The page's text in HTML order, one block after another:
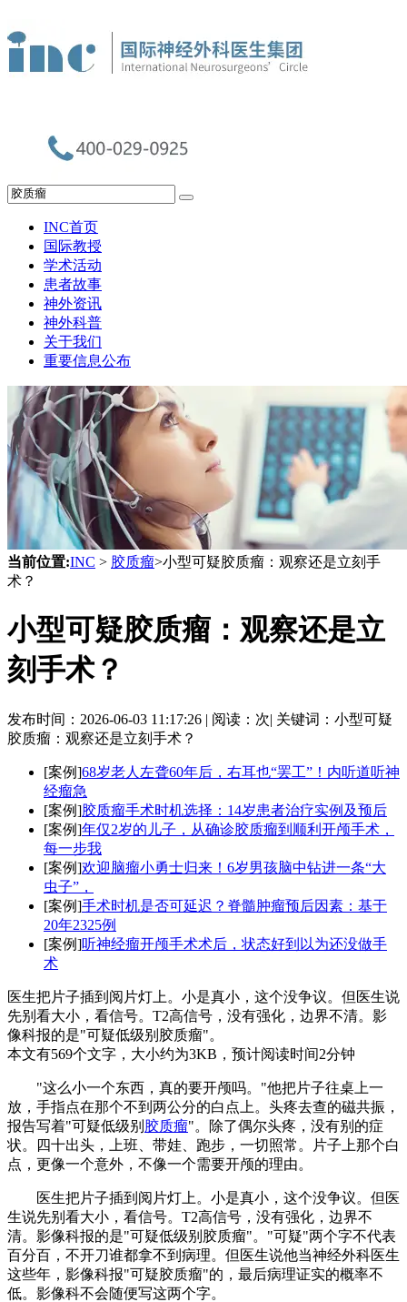
INC首页
国际教授
学术活动
患者故事
神外资讯
神外科普
关于我们
重要信息公布
当前位置:INC > 胶质瘤>小型可疑胶质瘤：观察还是立刻手
术？
小型可疑胶质瘤：观察还是立
刻手术？
发布时间： 2026-06-03 11:17:26 | 阅读： 次| 关键词：小型可疑
胶质瘤：观察还是立刻手术？
[案例]68岁老人左聋60年后，右耳也“罢工”！内听道听神
经瘤急
[案例]胶质瘤手术时机选择：14岁患者治疗实例及预后
[案例]年仅2岁的儿子，从确诊胶质瘤到顺利开颅手术，
每一步我
[案例]欢迎脑瘤小勇士归来！6岁男孩脑中钻进一条“大
虫子”，
[案例]手术时机是否可延迟？脊髓肿瘤预后因素：基于
20年2325例
[案例]听神经瘤开颅手术术后，状态好到以为还没做手
术
医生把片子插到阅片灯上。小是真小，这个没争议。但医生说
先别看大小，看信号。T2高信号，没有强化，边界不清。影
像科报的是"可疑低级别胶质瘤"。
本文有569个文字，大小约为3KB，预计阅读时间2分钟
"这么小一个东西，真的要开颅吗。"他把片子往桌上一
放，手指点在那个不到两公分的白点上。头疼去查的磁共振，
报告写着"可疑低级别 胶质瘤"。除了偶尔头疼，没有别的症
状。四十出头，上班、带娃、跑步，一切照常。片子上那个白
点，更像一个意外，不像一个需要开颅的理由。
医生把片子插到阅片灯上。小是真小，这个没争议。但医
生说先别看大小，看信号。T2高信号，没有强化，边界不
清。影像科报的是"可疑低级别胶质瘤"。"可疑"两个字不代表
百分百，不开刀谁都拿不到病理。但医生说他当神经外科医生
这些年，影像科报"可疑胶质瘤"的，最后病理证实的概率不
低。影像科不会随便写这两个字。